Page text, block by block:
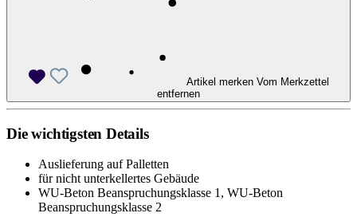
Artikel merken Vom Merkzettel
entfernen
Die wichtigsten Details
Auslieferung auf Palletten
für nicht unterkellertes Gebäude
WU-Beton Beanspruchungsklasse 1, WU-Beton
Beanspruchungsklasse 2